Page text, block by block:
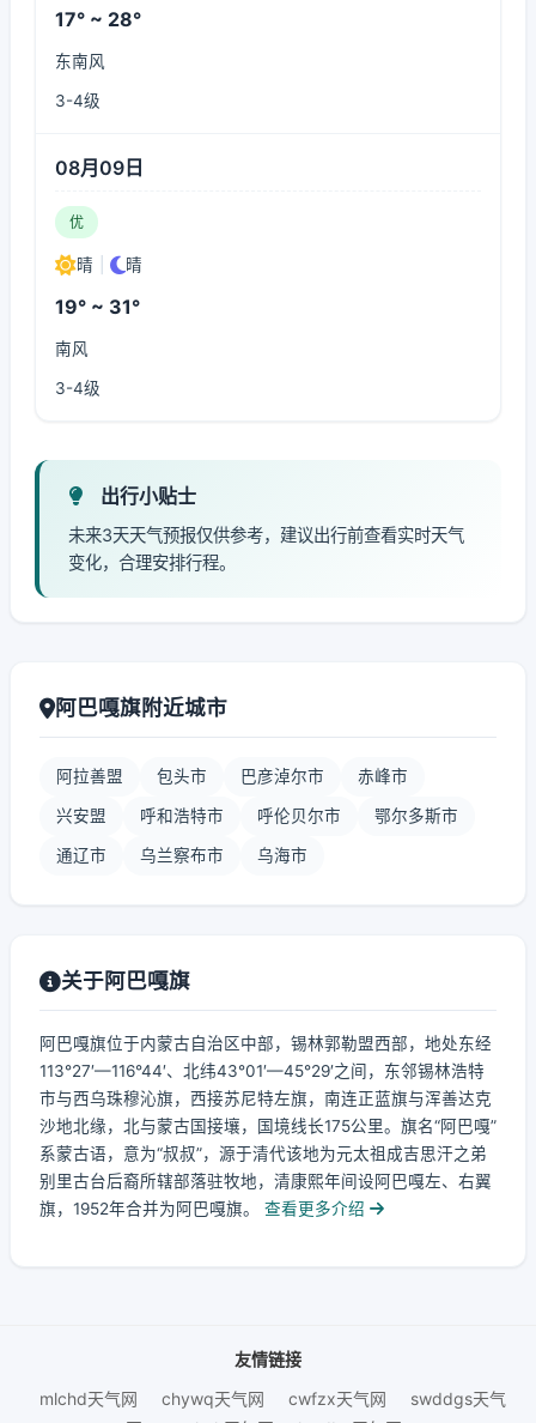
17° ~ 28°
东南风
3-4级
08月09日
优
晴 晴
19° ~ 31°
南风
3-4级
出行小贴士
未来3天天气预报仅供参考，建议出行前查看实时天气
变化，合理安排行程。
阿巴嘎旗附近城市
阿拉善盟 包头市 巴彦淖尔市 赤峰市
兴安盟 呼和浩特市 呼伦贝尔市 鄂尔多斯市
通辽市 乌兰察布市 乌海市
关于阿巴嘎旗
阿巴嘎旗位于内蒙古自治区中部，锡林郭勒盟西部，地处东经
113°27′—116°44′、北纬43°01′—45°29′之间，东邻锡林浩特
市与西乌珠穆沁旗，西接苏尼特左旗，南连正蓝旗与浑善达克
沙地北缘，北与蒙古国接壤，国境线长175公里。旗名“阿巴嘎”
系蒙古语，意为“叔叔”，源于清代该地为元太祖成吉思汗之弟
别里古台后裔所辖部落驻牧地，清康熙年间设阿巴嘎左、右翼
旗，1952年合并为阿巴嘎旗。
查看更多介绍
友情链接
mlchd天气网
chywq天气网 cwfzx天气网
swddgs天气